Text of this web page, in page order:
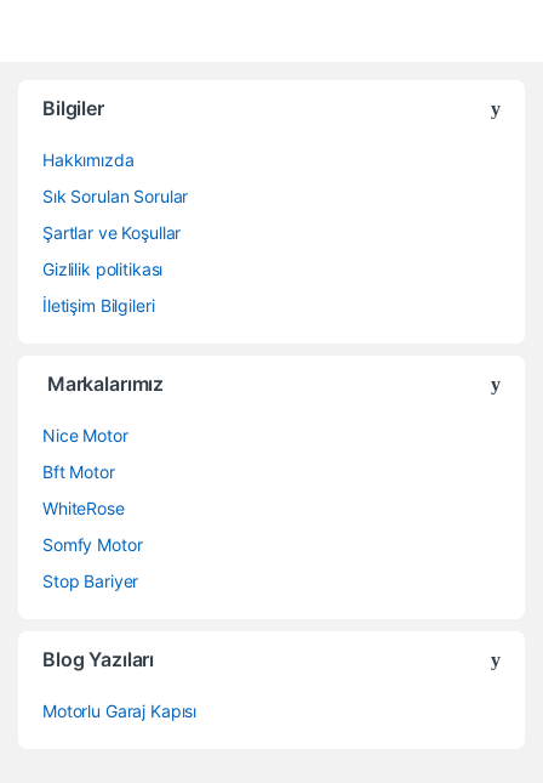
Bilgiler
Hakkımızda
Sık Sorulan Sorular
Şartlar ve Koşullar
Gizlilik politikası
İletişim Bilgileri
Markalarımız
Nice Motor
Bft Motor
WhiteRose
Somfy Motor
Stop Bariyer
Blog Yazıları
Motorlu Garaj Kapısı